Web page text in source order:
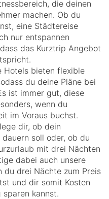
die deinen
machen. Ob du
eine Städtereise
nur entspannen
das Kurztrip Angebot
Hotels bieten flexible
du deine Pläne bei
ist immer gut, diese
wenn du
im Voraus buchst.
dir, ob dein
soll oder, ob du
mit drei Nächten
dabei auch unsere
du drei Nächte zum Preis
und dir somit Kosten
kannst.